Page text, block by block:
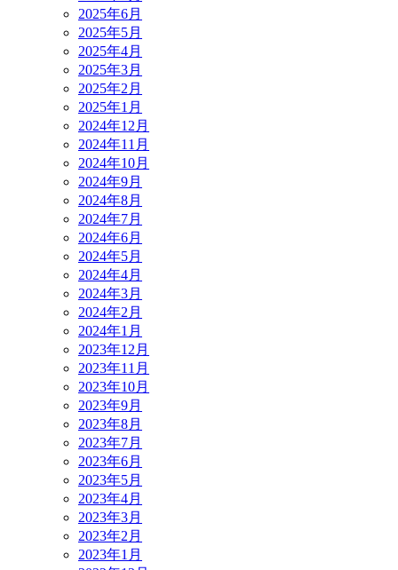
2025年6月
2025年5月
2025年4月
2025年3月
2025年2月
2025年1月
2024年12月
2024年11月
2024年10月
2024年9月
2024年8月
2024年7月
2024年6月
2024年5月
2024年4月
2024年3月
2024年2月
2024年1月
2023年12月
2023年11月
2023年10月
2023年9月
2023年8月
2023年7月
2023年6月
2023年5月
2023年4月
2023年3月
2023年2月
2023年1月